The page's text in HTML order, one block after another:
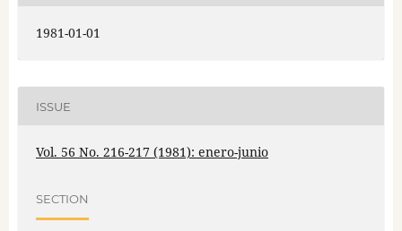
1981-01-01
ISSUE
Vol. 56 No. 216-217 (1981): enero-junio
SECTION